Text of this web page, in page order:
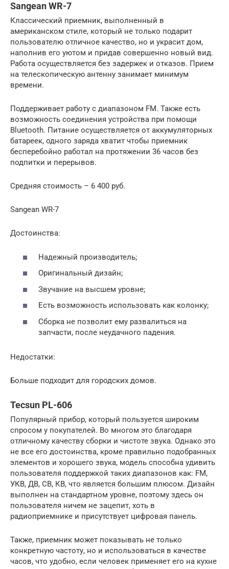
Sangean WR-7
Классический приемник, выполненный в
американском стиле, который не только подарит
пользователю отличное качество, но и украсит дом,
наполнив его уютом и придав совершенно новый вид.
Работа осуществляется без задержек и отказов. Прием
на телескопическую антенну занимает минимум
времени.
Поддерживает работу с диапазоном FM. Также есть
возможность соединения устройства при помощи
Bluetooth. Питание осуществляется от аккумуляторных
батареек, одного заряда хватит чтобы приемник
бесперебойно работал на протяжении 36 часов без
подпитки и перерывов.
Средняя стоимость – 6 400 руб.
Sangean WR-7
Достоинства:
Надежный производитель;
Оригинальный дизайн;
Звучание на высшем уровне;
Есть возможность использовать как колонку;
Сборка не позволит ему развалиться на
запчасти, после неудачного падения.
Недостатки:
Больше подходит для городских домов.
Tecsun PL-606
Популярный прибор, который пользуется широким
спросом у покупателей. Во многом это благодаря
отличному качеству сборки и чистоте звука. Однако это
не все его достоинства, кроме правильно подобранных
элементов и хорошего звука, модель способна удивить
пользователя поддержкой таких диапазонов как: FM,
УКВ, ДВ, СВ, КВ, что является большим плюсом. Дизайн
выполнен на стандартном уровне, поэтому здесь он
пользователя ничем не зацепит, хоть в
радиоприемнике и присутствует цифровая панель.
Также, приемник может показывать не только
конкретную частоту, но и использоваться в качестве
часов, что удобно, если человек применяет его на кухне